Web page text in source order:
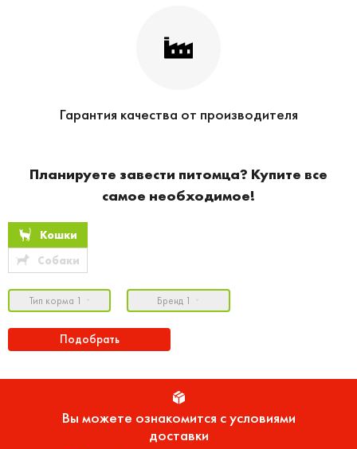
Гарантия качества от производителя
Планируете завести питомца? Купите все
самое необходимое!
Кошки
Собаки
Тип корма 1 Бренд 1
Подобрать
Вы можете ознакомится с условиями
доставки